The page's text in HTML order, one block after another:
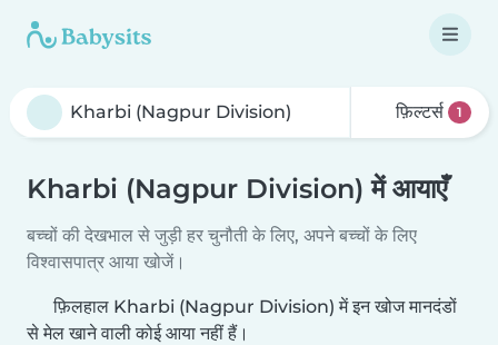
फ़िल्टर्स 1
Kharbi (Nagpur Division) में आयाएँ
बच्चों की देखभाल से जुड़ी हर चुनौती के लिए, अपने बच्चों के लिए
विश्वासपात्र आया खोजें।
फ़िलहाल Kharbi (Nagpur Division) में इन खोज मानदंडों
से मेल खाने वाली कोई आया नहीं हैं।